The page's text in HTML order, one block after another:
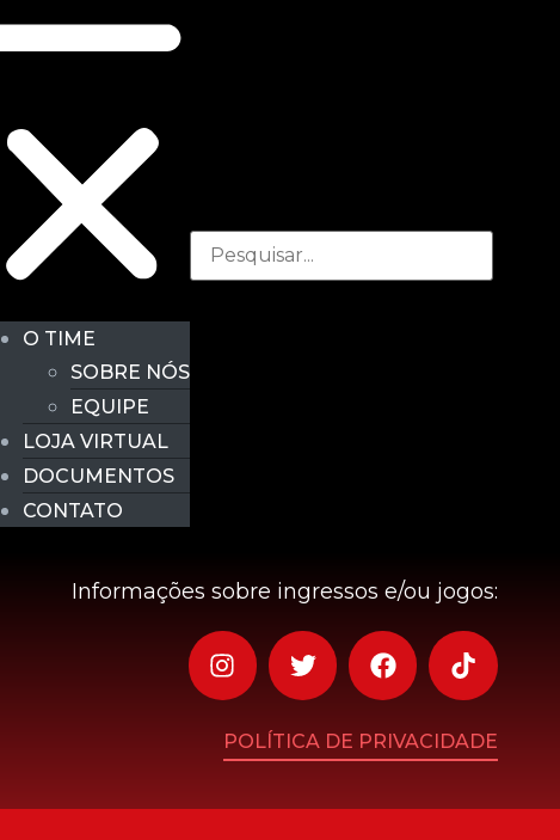
O TIME
SOBRE NÓS
EQUIPE
LOJA VIRTUAL
DOCUMENTOS
CONTATO
Informações sobre ingressos e/ou jogos:
POLÍTICA DE PRIVACIDADE